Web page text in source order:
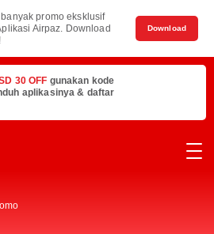
promo eksklusif
Airpaz. Download
Download
30 OFF gunakan kode
aplikasinya & daftar